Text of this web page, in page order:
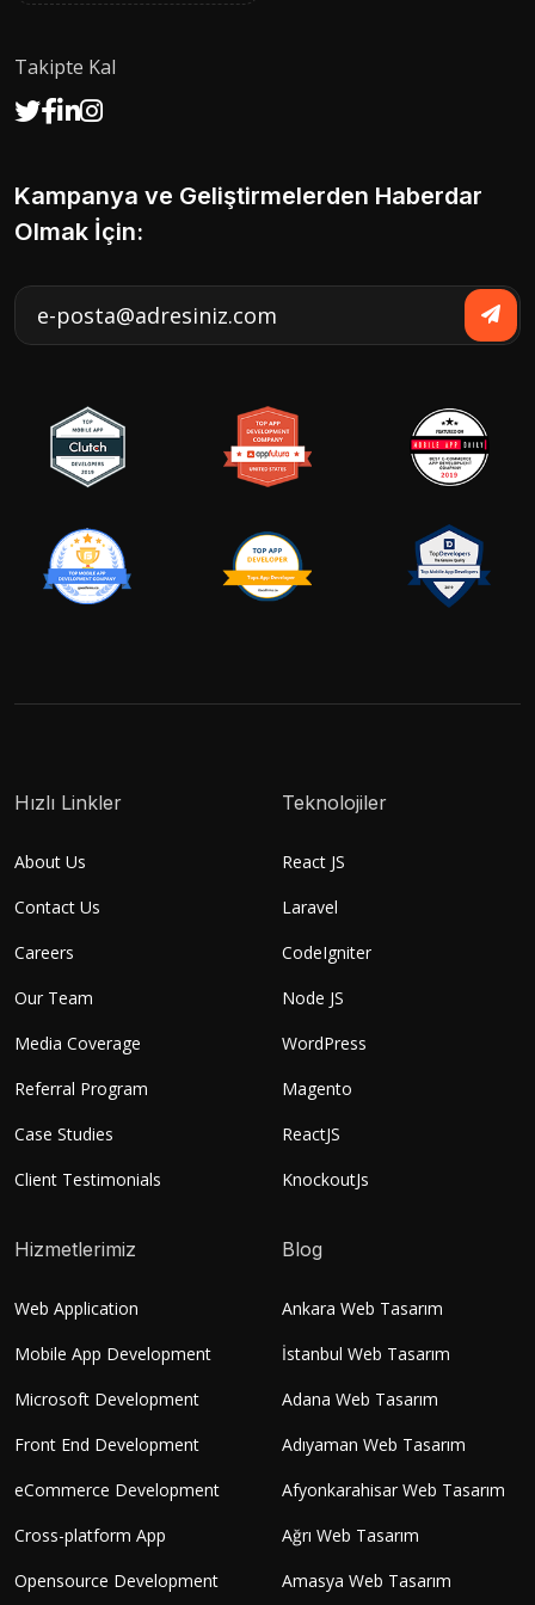
Takipte Kal
Kampanya ve Geliştirmelerden Haberdar
Olmak İçin:
Hızlı Linkler
About Us
Contact Us
Careers
Our Team
Media Coverage
Referral Program
Case Studies
Client Testimonials
Teknolojiler
React JS
Laravel
CodeIgniter
Node JS
WordPress
Magento
ReactJS
KnockoutJs
Hizmetlerimiz
Web Application
Mobile App Development
Microsoft Development
Front End Development
eCommerce Development
Cross-platform App
Opensource Development
Blog
Ankara Web Tasarım
İstanbul Web Tasarım
Adana Web Tasarım
Adıyaman Web Tasarım
Afyonkarahisar Web Tasarım
Ağrı Web Tasarım
Amasya Web Tasarım